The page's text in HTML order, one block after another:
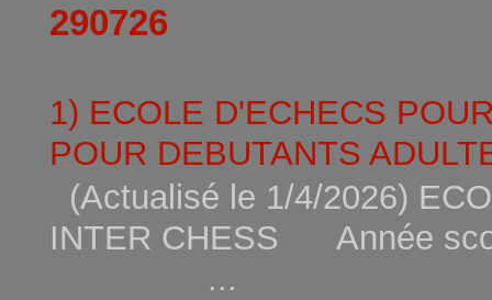
290726
1) ECOLE D'ECHECS
POUR DEBUTANTS
(Actualisé le 1/4/2026)
INTER CHESS Année
...